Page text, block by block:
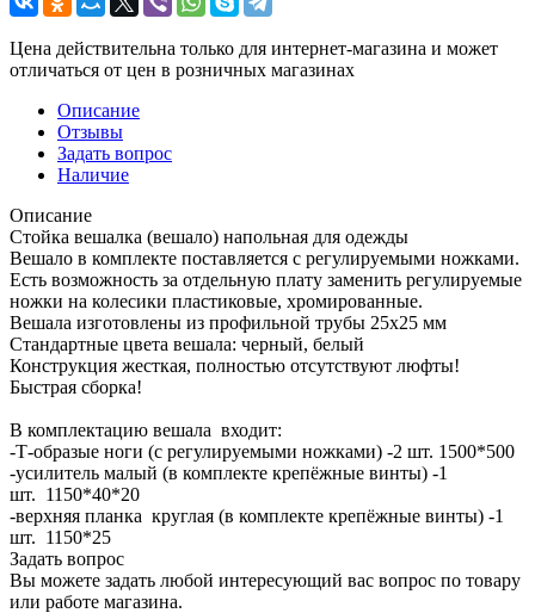
Цена действительна только для интернет-магазина и может
отличаться от цен в розничных магазинах
Описание
Отзывы
Задать вопрос
Наличие
Описание
Стойка вешалка (вешало) напольная для одежды
Вешало в комплекте поставляется с регулируемыми ножками.
Есть возможность за отдельную плату заменить регулируемые
ножки на колесики пластиковые, хромированные.
Вешала изготовлены из профильной трубы 25х25 мм
Стандартные цвета вешала: черный, белый
Конструкция жесткая, полностью отсутствуют люфты!
Быстрая сборка!
В комплектацию вешала входит:
-Т-образые ноги (с регулируемыми ножками) -2 шт. 1500*500
-усилитель малый (в комплекте крепёжные винты) -1
шт. 1150*40*20
-верхняя планка круглая (в комплекте крепёжные винты) -1
шт. 1150*25
Задать вопрос
Вы можете задать любой интересующий вас вопрос по товару
или работе магазина.